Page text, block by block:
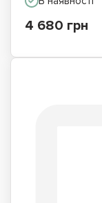
4 680 грн